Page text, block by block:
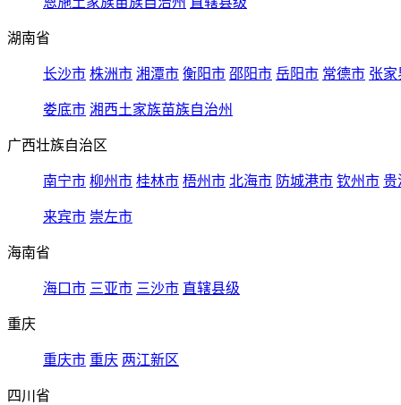
湖南省
长沙市 株洲市 湘潭市 衡阳市 邵阳市 岳阳市 常德市 张家
娄底市 湘西土家族苗族自治州
广西壮族自治区
南宁市 柳州市 桂林市 梧州市 北海市 防城港市 钦州市 贵
来宾市 崇左市
海南省
海口市 三亚市 三沙市 直辖县级
重庆
重庆市 重庆 两江新区
四川省